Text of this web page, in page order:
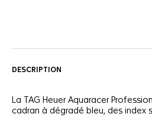
DESCRIPTION
La TAG Heuer Aquaracer
cadran à dégradé bleu, des index